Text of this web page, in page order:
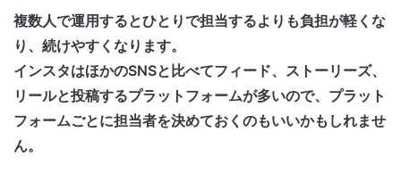
複数人で運用するとひとりで担当するよりも負担が軽くな
り、続けやすくなります。
インスタはほかのSNSと比べてフィード、ストーリーズ、
リールと投稿するプラットフォームが多いので、プラット
フォームごとに担当者を決めておくのもいいかもしれませ
ん。